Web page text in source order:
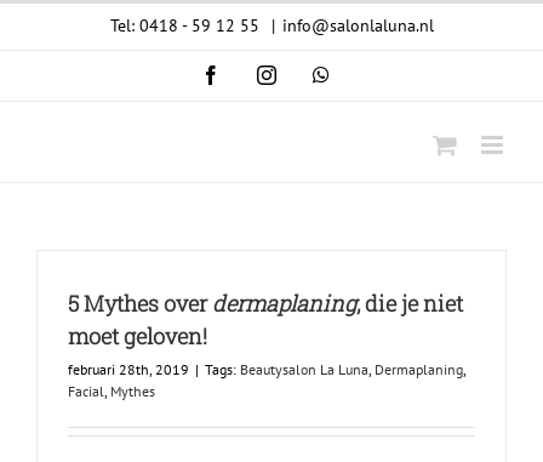
Tel: 0418 - 59 12 55 | info@salonlaluna.nl
FacebookInstagramWhatsApp
5 Mythes overdermaplaning, die je niet
moet geloven!
februari 28th, 2019 | Tags: Beautysalon La Luna Dermaplaning
Facial Mythes